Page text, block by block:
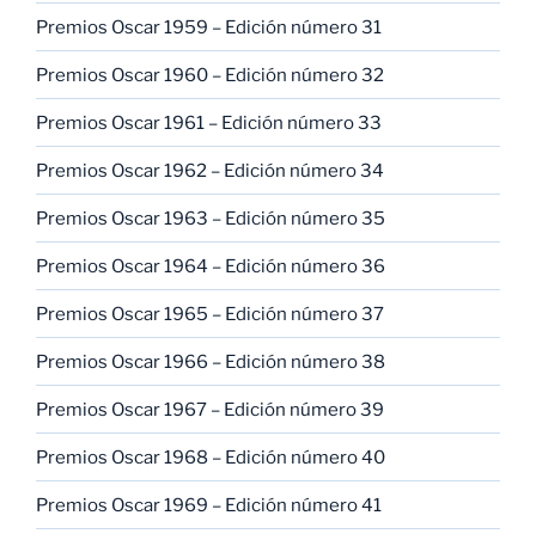
Premios Oscar 1959 – Edición número 31
Premios Oscar 1960 – Edición número 32
Premios Oscar 1961 – Edición número 33
Premios Oscar 1962 – Edición número 34
Premios Oscar 1963 – Edición número 35
Premios Oscar 1964 – Edición número 36
Premios Oscar 1965 – Edición número 37
Premios Oscar 1966 – Edición número 38
Premios Oscar 1967 – Edición número 39
Premios Oscar 1968 – Edición número 40
Premios Oscar 1969 – Edición número 41